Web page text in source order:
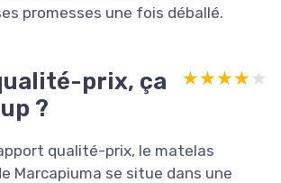
promesses une fois déballé.
prix, ça
?
★★★★★
★★★★★
qualité-prix, le matelas
Marcapiuma se situe dans une